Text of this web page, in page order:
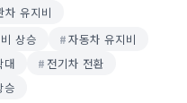
차 유지비
상승
자동차 유지비
대
전기차 전환
승